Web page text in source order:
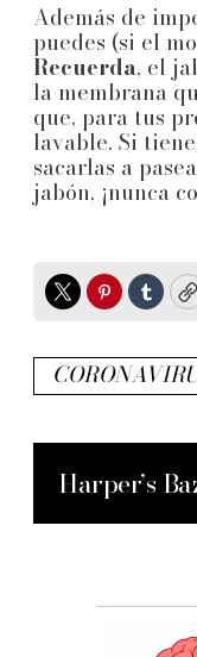
Además de
puedes (si el
Recuerda, el
la membrana
que, para tus
lavable. Si
sacarlas a
jabón, ¡nunca
TwitterPinterest
Harper’s